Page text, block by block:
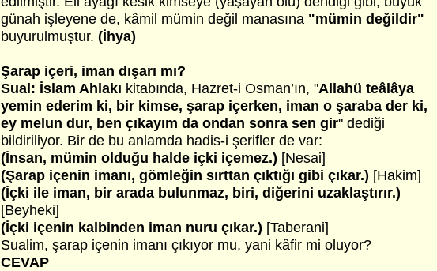
günah işleyene de, kâmil mümin değil manasına "mümin değildir"
buyurulmuştur. (İhya)
Şarap içeri, iman dışarı mı?
Sual: İslam Ahlakı kitabında, Hazret-i Osman’ın, "Allahü teâlâya
yemin ederim ki, bir kimse, şarap içerken, iman o şaraba der ki,
ey melun dur, ben çıkayım da ondan sonra sen gir" dediği
bildiriliyor. Bir de bu anlamda hadis-i şerifler de var:
(İnsan, mümin olduğu halde içki içemez.) [Nesai]
(Şarap içenin imanı, gömleğin sırttan çıktığı gibi çıkar.) [Hakim]
(İçki ile iman, bir arada bulunmaz, biri, diğerini uzaklaştırır.)
[Beyheki]
(İçki içenin kalbinden iman nuru çıkar.) [Taberani]
Sualim, şarap içenin imanı çıkıyor mu, yani kâfir mi oluyor?
CEVAP